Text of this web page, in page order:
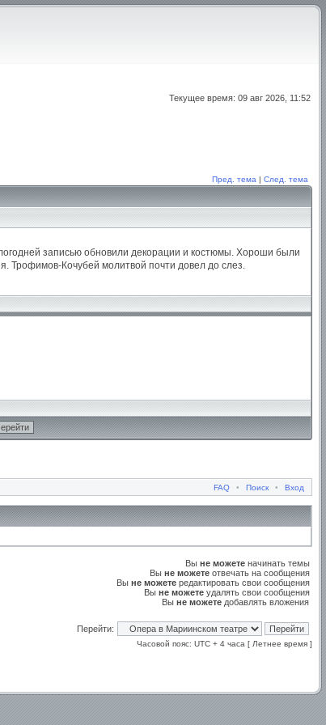
Текущее время: 09 авг 2026, 11:52
Пред. тема | След. тема
записью обновили декорации и костюмы. Хороши были
Трофимов-Кочубей молитвой почти довел до слез.
FAQ • Поиск • Вход
Вы не можете начинать темы
Вы не можете отвечать на сообщения
Вы не можете редактировать свои сообщения
Вы не можете удалять свои сообщения
Вы не можете добавлять вложения
Перейти:
Часовой пояс: UTC + 4 часа [ Летнее время ]